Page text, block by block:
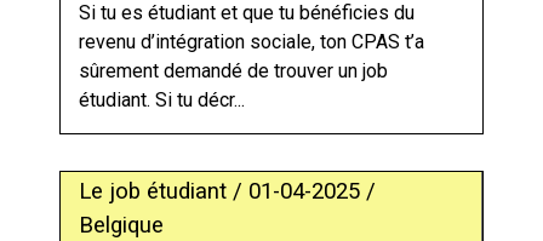
Si tu es étudiant et que tu bénéficies du
revenu d’intégration sociale, ton CPAS t’a
sûrement demandé de trouver un job
étudiant. Si tu décr...
Le job étudiant / 01-04-2025 /
Belgique